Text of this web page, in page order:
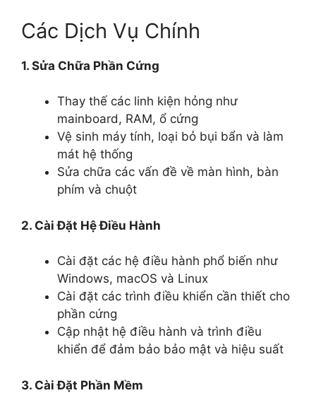
Các Dịch Vụ Chính
1. Sửa Chữa Phần Cứng
Thay thế các linh kiện hỏng như
mainboard, RAM, ổ cứng
Vệ sinh máy tính, loại bỏ bụi bẩn và làm
mát hệ thống
Sửa chữa các vấn đề về màn hình, bàn
phím và chuột
2. Cài Đặt Hệ Điều Hành
Cài đặt các hệ điều hành phổ biến như
Windows, macOS và Linux
Cài đặt các trình điều khiển cần thiết cho
phần cứng
Cập nhật hệ điều hành và trình điều
khiển để đảm bảo bảo mật và hiệu suất
3. Cài Đặt Phần Mềm